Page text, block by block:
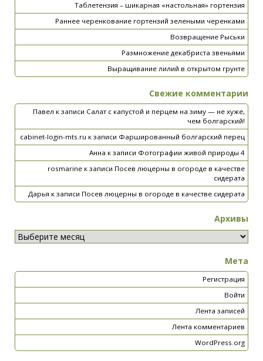
Таблетензия – шикарная «настольная» гортензия
Раннее черенкование гортензий зелеными черенками
Возвращение Рыськи
Размножение декабриста звеньями
Выращивание лилий в открытом грунте
Свежие комментарии
Павел к записи Салат с капустой и перцем на зиму — не хуже,
чем болгарский!
cabinet-login-mts.ru к записи Фаршированный болгарский перец
Анна к записи Фотографии живой природы 4
rosmarine к записи Посев люцерны в огороде в качестве
сидерата
Дарья к записи Посев люцерны в огороде в качестве сидерата
Архивы
Мета
Регистрация
Войти
Лента записей
Лента комментариев
WordPress.org